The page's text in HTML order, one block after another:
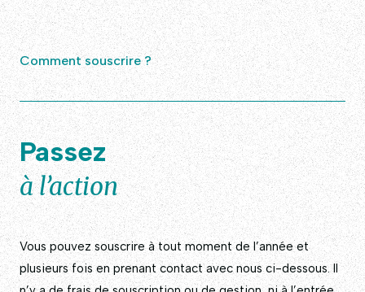
Comment souscrire ?
Passez
à l’action
Vous pouvez souscrire à tout moment de l’année et
plusieurs fois en prenant contact avec nous ci-dessous. Il